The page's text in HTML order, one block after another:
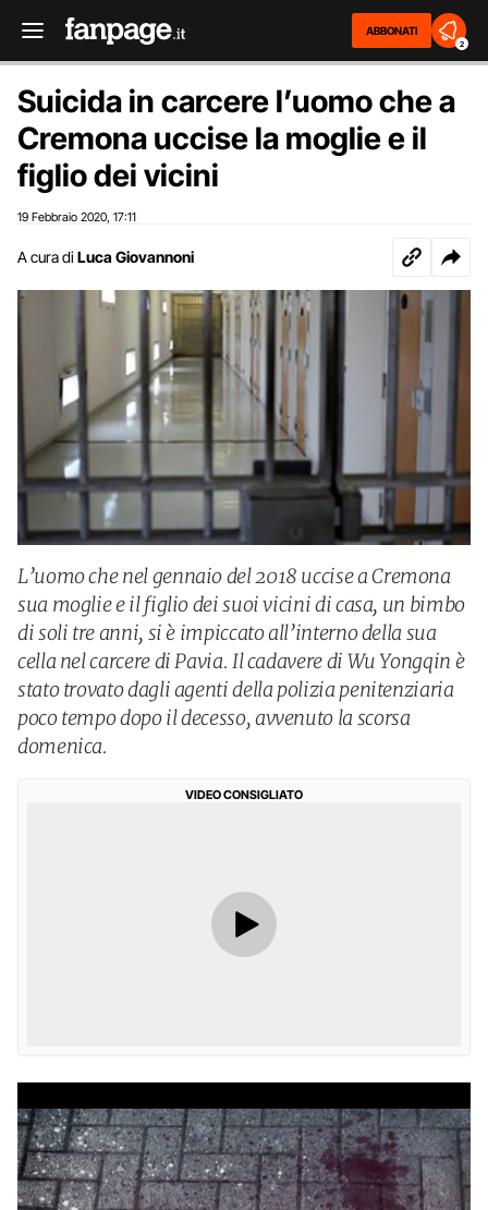
ABBONATI
2
Suicida in carcere l’uomo che a
Cremona uccise la moglie e il
figlio dei vicini
19 Febbraio 2020 17:11
A cura di Luca Giovannoni
L’uomo che nel gennaio del 2018 uccise a Cremona
sua moglie e il figlio dei suoi vicini di casa, un bimbo
di soli tre anni, si è impiccato all’interno della sua
cella nel carcere di Pavia. Il cadavere di Wu Yongqin è
stato trovato dagli agenti della polizia penitenziaria
poco tempo dopo il decesso, avvenuto la scorsa
domenica.
VIDEO CONSIGLIATO